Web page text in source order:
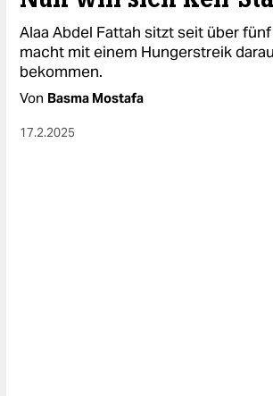
Alaa Abdel Fattah sitzt seit über
macht mit einem Hungerstreik
bekommen.
Von Basma Mostafa
17.2.2025